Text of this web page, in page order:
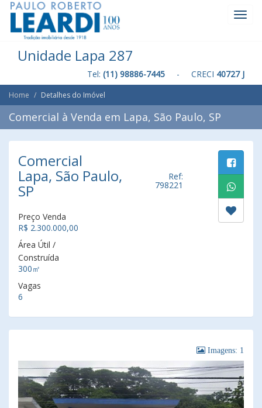
Unidade Lapa 287
Tel: (11) 98886-7445 - CRECI 40727 J
Home Detalhes do Imóvel
Comercial à Venda em Lapa, São Paulo, SP
Comercial
Lapa, São Paulo,
SP
Ref:
798221
Preço Venda
R$ 2.300.000,00
Área Útil /
Construída
300㎡
Vagas
6
Imagens: 1